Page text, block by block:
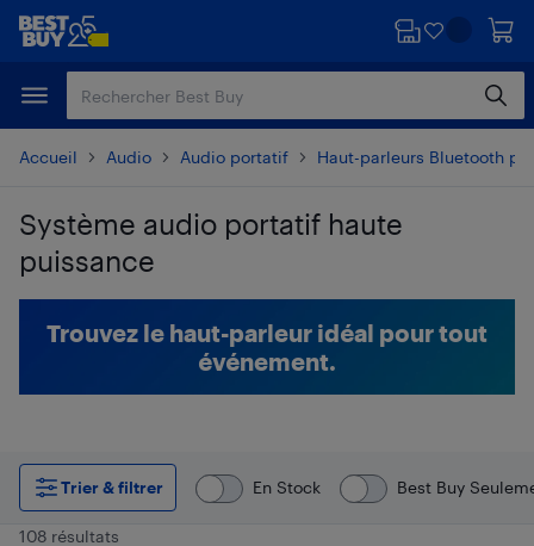
Passer
principal
Passer
Accueil Audio Audio portatif Haut-parleurs Bluetooth
Système audio portatif haute
puissance
Trouvez le haut-parleur idéal pour tout
événement.
Trier & filtrer En Stock Best Buy
108 résultats